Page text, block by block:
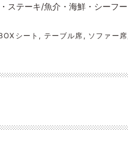
ステーキ 魚介・海鮮・シーフー
シート, テーブル席, ソファー